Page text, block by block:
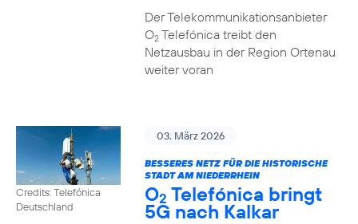
Der Telekommunikationsanbieter
O2Telefónica treibt den
Netzausbau in der Region Ortenau
weiter voran
Credits: Telefónica
Deutschland
03. März 2026
BESSERES NETZ FÜR DIE HISTORISCHE
STADT AM NIEDERRHEIN
O2 Telefónica bringt
5G nach Kalkar